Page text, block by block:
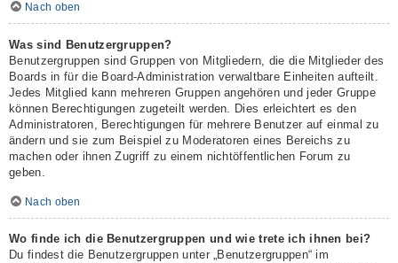
Nach oben
Was sind Benutzergruppen?
Benutzergruppen sind Gruppen von Mitgliedern, die die Mitglieder des
Boards in für die Board-Administration verwaltbare Einheiten aufteilt.
Jedes Mitglied kann mehreren Gruppen angehören und jeder Gruppe
können Berechtigungen zugeteilt werden. Dies erleichtert es den
Administratoren, Berechtigungen für mehrere Benutzer auf einmal zu
ändern und sie zum Beispiel zu Moderatoren eines Bereichs zu
machen oder ihnen Zugriff zu einem nichtöffentlichen Forum zu
geben.
Nach oben
Wo finde ich die Benutzergruppen und wie trete ich ihnen bei?
Du findest die Benutzergruppen unter „Benutzergruppen“ im